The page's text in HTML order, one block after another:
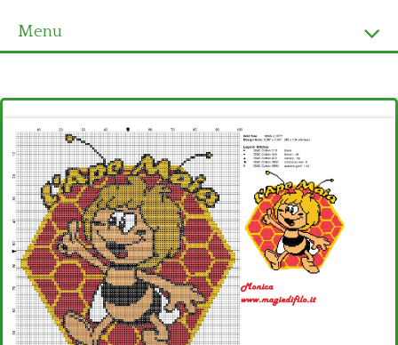
Menu
Ultimi schemi
Alfabeto
Bambini
Disney
Thun